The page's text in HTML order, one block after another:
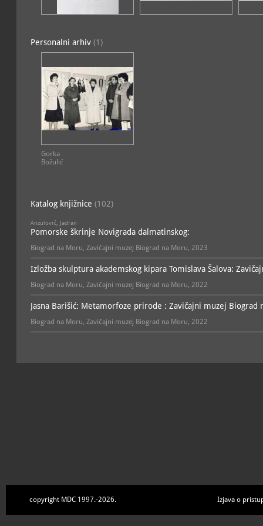
Zbirka glazbala i
POVIJESNI ODJEL
Personalni arhiv (1)
Gorka
Božulić
Katalog knjižnice (102)
Anzulović, Jadran
Pomorske škrinje Novigrada dalmatinskog:
Biograd na Moru, Zavičajni muzej Biograd na Moru, 2023
Izložba skulptura akademskog kipara Tomislava Šalova:
Biograd na Moru, Zavičajni muzej Biograd na Moru, 2022
Jasna Barišić: Metamorfoze prirode : Zavičajni muzej Biograd
Biograd na Moru, Zavičajni muzej Biograd na Moru, 2022
copyright MDC 1997.-2026. Izjava o